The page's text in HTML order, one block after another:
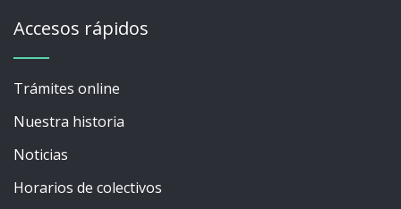
Accesos rápidos
Trámites online
Nuestra historia
Noticias
Horarios de colectivos